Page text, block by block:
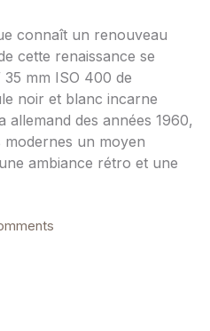
connaît un renouveau
cette renaissance se
mm ISO 400 de
noir et blanc incarne
allemand des années 1960,
un moyen
ambiance rétro et une